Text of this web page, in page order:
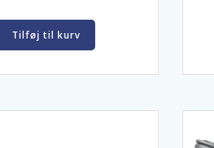
Tilføj til kurv